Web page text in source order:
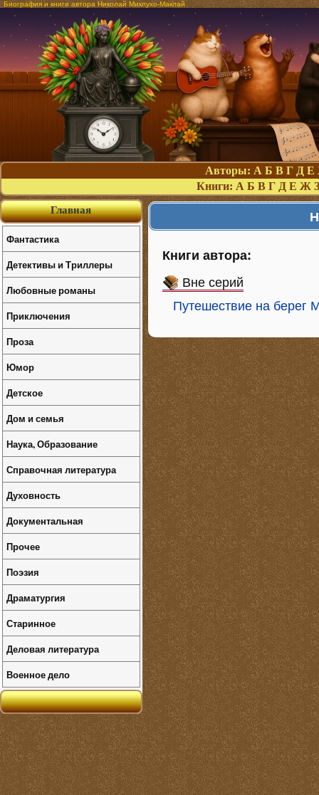
Биография и книги автора Николай Миклухо-Маклай
Авторы: А Б В Г Д Е
Книги: А Б В Г Д Е Ж З
Книги автора:
Вне серий
Путешествие на берег
Главная
Фантастика
Детективы и Триллеры
Любовные романы
Приключения
Проза
Юмор
Детское
Дом и семья
Наука, Образование
Справочная литература
Духовность
Документальная
Прочее
Поэзия
Драматургия
Старинное
Деловая литература
Военное дело